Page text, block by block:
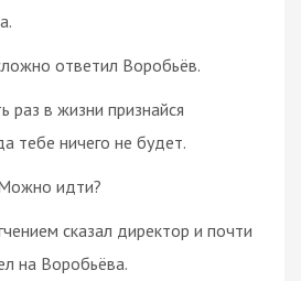
ответил Воробьёв.
раз в жизни признайся
тебе ничего не будет.
идти?
сказал директор и почти
на Воробьёва.